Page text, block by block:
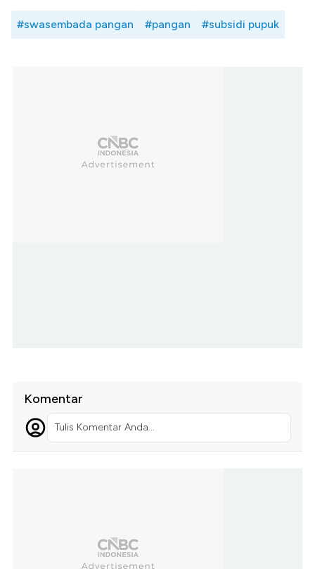
#swasembada pangan #pangan #subsidi pupuk
Komentar
Tulis Komentar Anda...